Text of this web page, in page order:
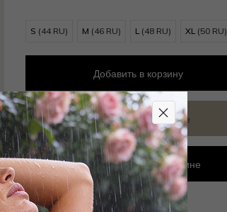
S (44 RU) M (46 RU) L (48 RU) XL (50 RU)
Добавить в корзину
Добавить в избранное
Забронировать в магазине